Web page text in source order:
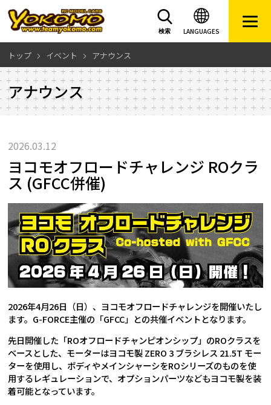
LANGUAGES
検索
トップ イベント アナウンス
アナウンス
2026.03.12
ヨコモオフロードチャレンジ ROクラ
ス (GFCC併催)
2026年4月26日（日）、ヨコモオフロードチャレンジを開催いたし
ます。G-FORCE主催の「GFCC」との共催イベントとなります。
先日開催した「ROオフロードチャンピオンシップ」のROクラスを
ベースとした、モーターはヨコモ製 ZERO 3 ブラシレス 21.5T モー
ターを使用し、ボディやメインシャーシをROシリーズのものを使
用するレギュレーションで、オプションパーツなどもヨコモ製を装
着可能となっています。